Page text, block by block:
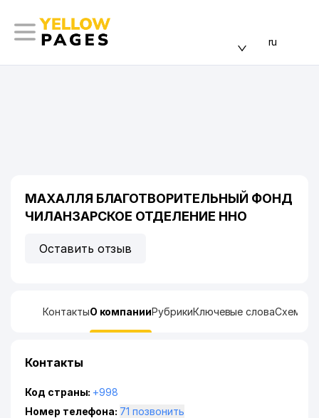
ru
МАХАЛЛЯ БЛАГОТВОРИТЕЛЬНЫЙ ФОНД
ЧИЛАНЗАРСКОЕ ОТДЕЛЕНИЕ ННО
Оставить отзыв
КонтактыО компанииРубрикиКлючевые словаСхема
Контакты
Код страны: +998
Номер телефона:
71 позвонить